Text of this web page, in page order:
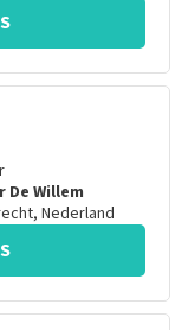
De Willem
, Nederland